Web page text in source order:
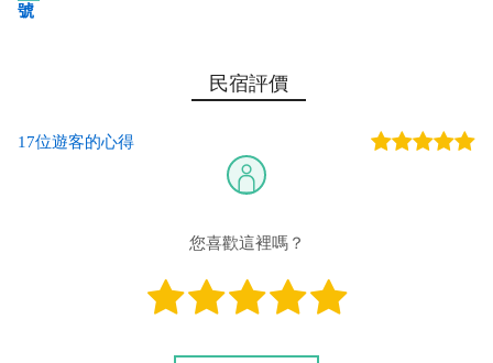
號
中國信託銀行-營業部 代號：822 帳號：901563145158
您也可以利用這幾個常用的網路ATM匯款： [ 郵局ATM ]、 [彰銀
民宿評價
17位遊客的心得
您喜歡這裡嗎？